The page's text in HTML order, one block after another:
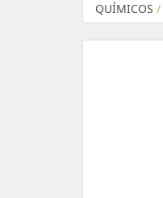
QUÍMICOS /